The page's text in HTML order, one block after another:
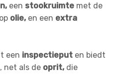
een stookruimte met de
op olie, en een extra
een inspectieput en biedt
, net als de oprit, die